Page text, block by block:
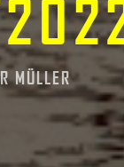
MÜLLER